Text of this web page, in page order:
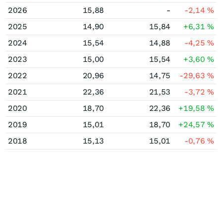
2026
15,88 - -2,14%
2025
14,90 15,84 +6,31%
2024
15,54 14,88 -4,25%
2023
15,00 15,54 +3,60%
2022
20,96 14,75 -29,63%
2021
22,36 21,53 -3,72%
2020
18,70 22,36 +19,58%
2019
15,01 18,70 +24,57%
2018
15,13 15,01 -0,76%